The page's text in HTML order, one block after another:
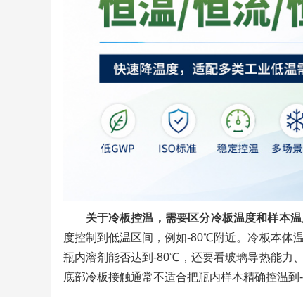
关于冷板控温，需要区分冷板温度和样本
度控制到低温区间，例如-80℃附近。冷板本体
瓶内溶剂能否达到-80℃，还要看玻璃导热能力
底部冷板接触通常不适合把瓶内样本精确控温到